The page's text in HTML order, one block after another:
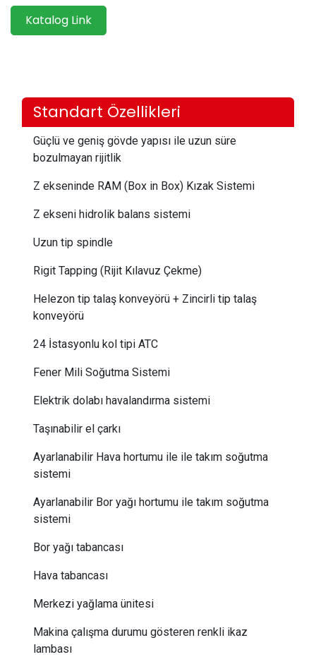
Katalog Link
Standart Özellikleri
Güçlü ve geniş gövde yapısı ile uzun süre
bozulmayan rijitlik
Z ekseninde RAM (Box in Box) Kızak Sistemi
Z ekseni hidrolik balans sistemi
Uzun tip spindle
Rigit Tapping (Rijit Kılavuz Çekme)
Helezon tip talaş konveyörü + Zincirli tip talaş
konveyörü
24 İstasyonlu kol tipi ATC
Fener Mili Soğutma Sistemi
Elektrik dolabı havalandırma sistemi
Taşınabilir el çarkı
Ayarlanabilir Hava hortumu ile ile takım soğutma
sistemi
Ayarlanabilir Bor yağı hortumu ile takım soğutma
sistemi
Bor yağı tabancası
Hava tabancası
Merkezi yağlama ünitesi
Makina çalışma durumu gösteren renkli ikaz
lambası